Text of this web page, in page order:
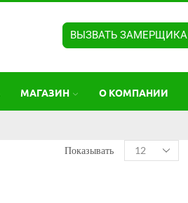
ВЫЗВАТЬ ЗАМЕРЩИКА
МАГАЗИН О КОМПАНИИ
Показывать